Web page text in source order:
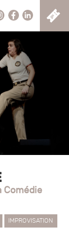
C
Comédie
IMPROVISATION